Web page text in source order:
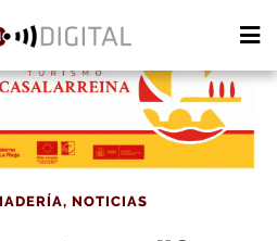
, NOTICIAS